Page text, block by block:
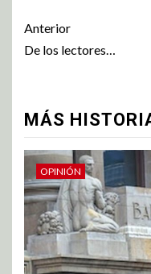
Anterior
De los lectores…
MÁS
OPINIÓN